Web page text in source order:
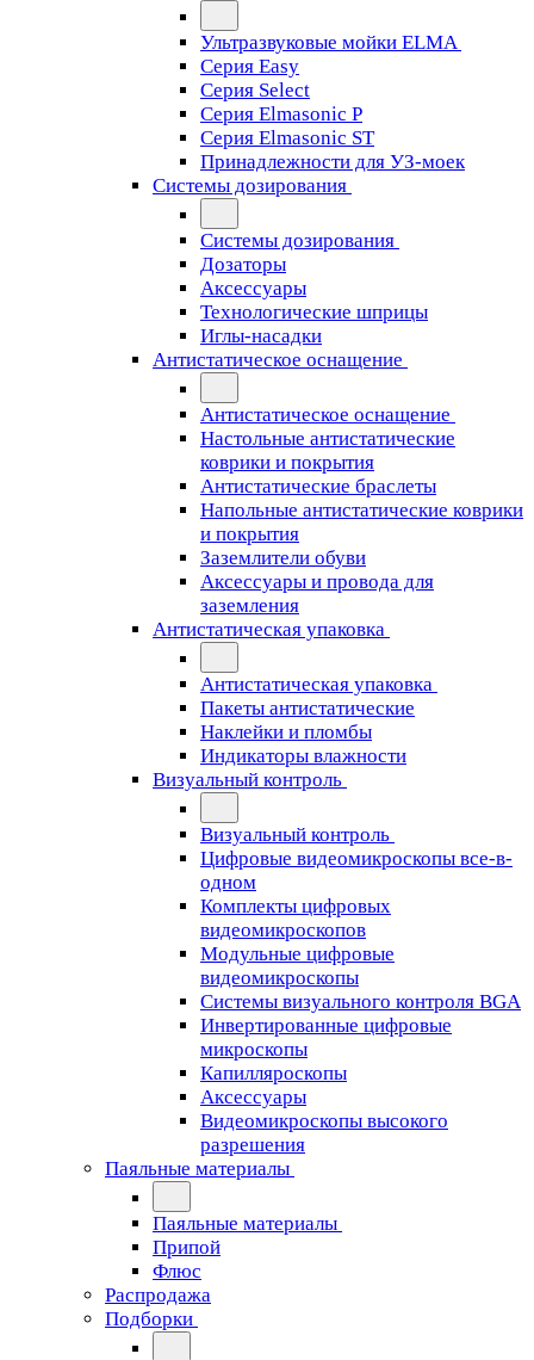
Ультразвуковые мойки ELMA
Серия Easy
Серия Select
Серия Elmasonic P
Серия Elmasonic ST
Принадлежности для УЗ-моек
Системы дозирования
Системы дозирования
Дозаторы
Аксессуары
Технологические шприцы
Иглы-насадки
Антистатическое оснащение
Антистатическое оснащение
Настольные антистатические
коврики и покрытия
Антистатические браслеты
Напольные антистатические коврики
и покрытия
Заземлители обуви
Аксессуары и провода для
заземления
Антистатическая упаковка
Антистатическая упаковка
Пакеты антистатические
Наклейки и пломбы
Индикаторы влажности
Визуальный контроль
Визуальный контроль
Цифровые видеомикроскопы все-в-
одном
Комплекты цифровых
видеомикроскопов
Модульные цифровые
видеомикроскопы
Cистемы визуального контроля BGA
Инвертированные цифровые
микроскопы
Капилляроскопы
Аксессуары
Видеомикроскопы высокого
разрешения
Паяльные материалы
Паяльные материалы
Припой
Флюс
Распродажа
Подборки